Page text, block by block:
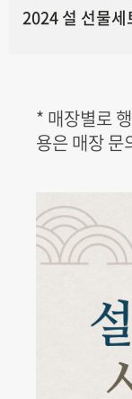
2024 설 선물
* 매장별로
용은 매장 문